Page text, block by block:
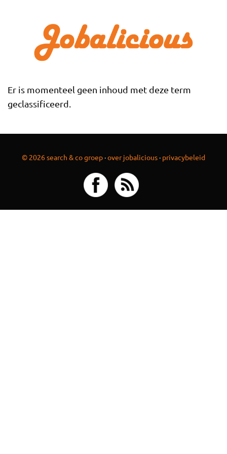
Er is momenteel geen inhoud met deze term
geclassificeerd.
© 2026 search & co groep ·over jobalicious · privacybeleid